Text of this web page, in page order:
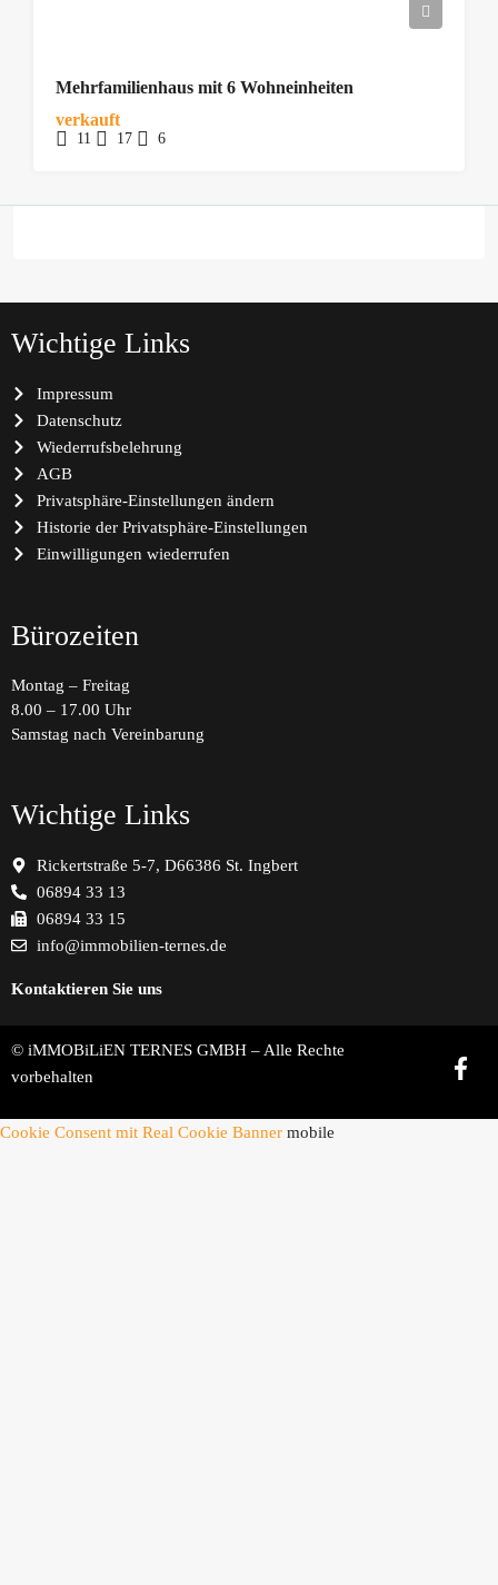
Mehrfamilienhaus mit 6 Wohneinheiten
verkauft
11 17 6
Wichtige Links
Impressum
Datenschutz
Wiederrufsbelehrung
AGB
Privatsphäre-Einstellungen ändern
Historie der Privatsphäre-Einstellungen
Einwilligungen wiederrufen
Bürozeiten
Montag – Freitag
8.00 – 17.00 Uhr
Samstag nach Vereinbarung
Wichtige Links
Rickertstraße 5-7, D66386 St. Ingbert
06894 33 13
06894 33 15
info@immobilien-ternes.de
Kontaktieren Sie uns
© iMMOBiLiEN TERNES GMBH – Alle Rechte
vorbehalten
Cookie Consent mit Real Cookie Banner